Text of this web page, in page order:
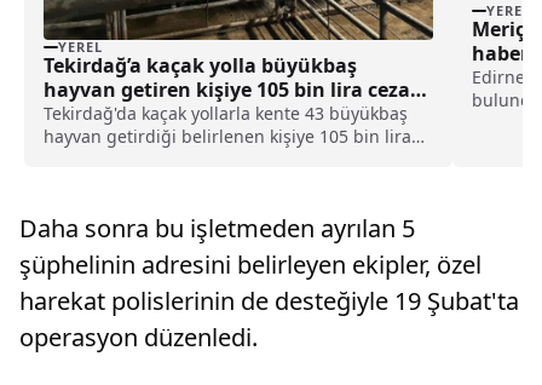
YEREL
Tekirdağ’a kaçak yolla büyükbaş
hayvan getiren kişiye 105 bin lira ceza
uygulandı haberi
Tekirdağ'da kaçak yollarla kente 43 büyükbaş
hayvan getirdiği belirlenen kişiye 105 bin lira
geçti.Kontrolle...
YEREL
Meriç
haberi
Daha sonra bu işletmeden ayrılan 5
şüphelinin adresini belirleyen ekipler, özel
harekat polislerinin de desteğiyle 19 Şubat'ta
operasyon düzenledi.